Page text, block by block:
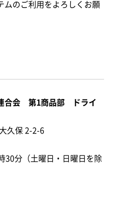
ムのご利用をよろしくお願
合会 第1商品部 ドライ
久保 2-2-6
分（土曜日・日曜日を除